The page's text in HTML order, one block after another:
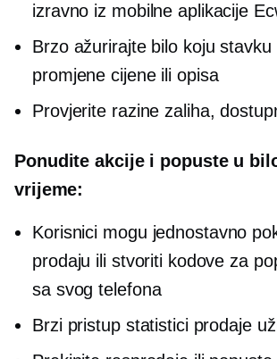
izravno iz mobilne aplikacije
Brzo ažurirajte bilo koju stavku
promjene cijene ili opisa
Provjerite razine zaliha,
Ponudite akcije i popuste u
vrijeme:
Korisnici mogu jednostavno
prodaju ili stvoriti kodove za
sa svog telefona
Brzi pristup statistici prodaje